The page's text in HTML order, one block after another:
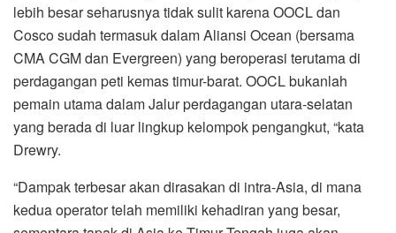
lebih besar seharusnya tidak sulit karena OOCL dan
Cosco sudah termasuk dalam Aliansi Ocean (bersama
CMA CGM dan Evergreen) yang beroperasi terutama di
perdagangan peti kemas timur-barat. OOCL bukanlah
pemain utama dalam Jalur perdagangan utara-selatan
yang berada di luar lingkup kelompok pengangkut, “kata
Drewry.
“Dampak terbesar akan dirasakan di intra-Asia, di mana
kedua operator telah memiliki kehadiran yang besar,